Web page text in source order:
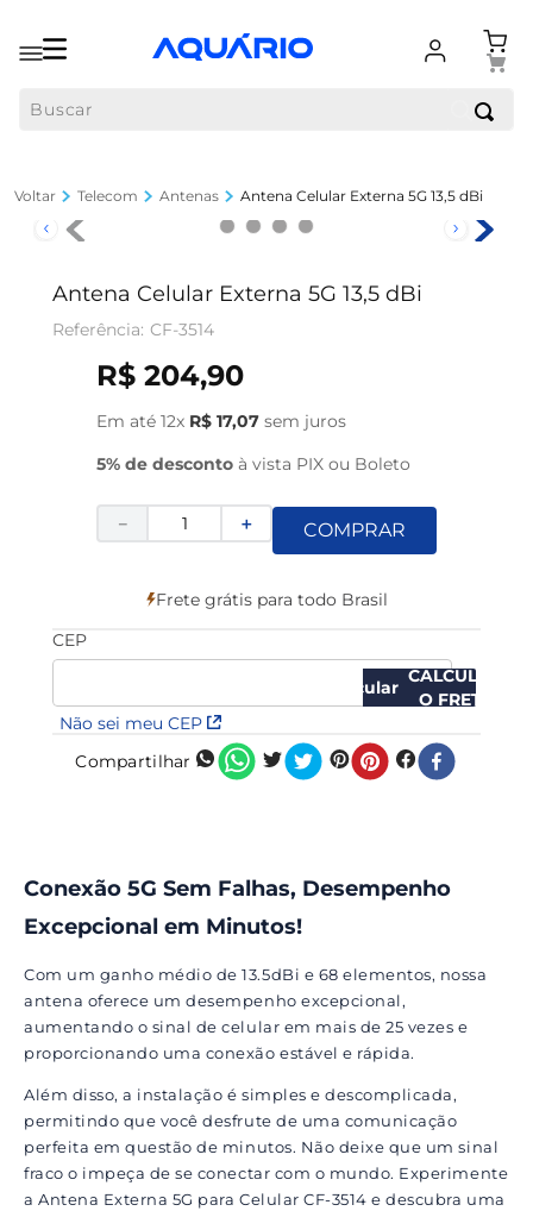
Telecom Antenas Antena Celular Externa 5G 13,5 dBi
Antena Celular Externa 5G 13,5 dBi
CF-3514
R$ 204,90
Em até 12x R$ 17,07 sem juros
5% de desconto à vista PIX ou Boleto
＋
－ COMPRAR
Frete grátis para todo Brasil
CEP
Não sei meu CEP
CALCULAR
O FRETE
Compartilhar
Conexão 5G Sem Falhas, Desempenho
Excepcional em Minutos!
Com um ganho médio de 13.5dBi e 68 elementos, nossa
antena oferece um desempenho excepcional,
aumentando o sinal de celular em mais de 25 vezes e
proporcionando uma conexão estável e rápida.
Além disso, a instalação é simples e descomplicada,
permitindo que você desfrute de uma comunicação
perfeita em questão de minutos. Não deixe que um sinal
fraco o impeça de se conectar com o mundo. Experimente
a Antena Externa 5G para Celular CF-3514 e descubra uma